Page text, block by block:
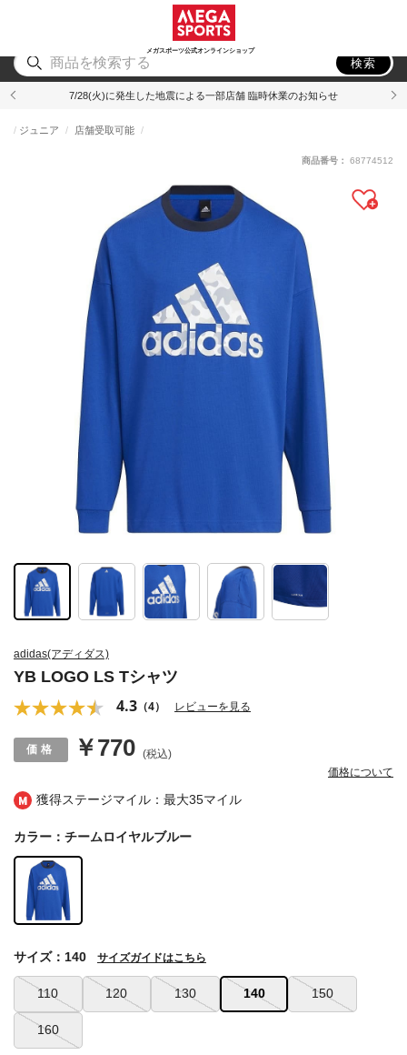
メガスポーツ公式オンラインショップ
アウトドア
検索
7/28(火)に発生した地震による一部店舗 臨時休業のお知らせ
獲得ステージマイル：最大35マイル
adidas(アディダス)
YB LOGO LS Tシャツ
4.3 （4） レビューを見る
ジュニア 店舗受取可能
￥770 (税込)
価格について
商品番号： 68774512
カラー：チームロイヤルブルー
110 120 130 140 150
160
サイズ：140 サイズガイドはこちら